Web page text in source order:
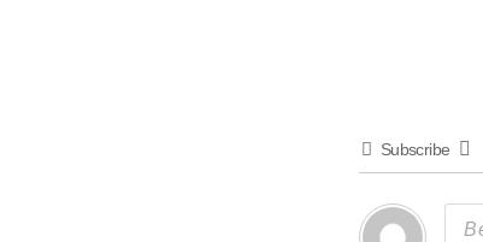
Subscribe